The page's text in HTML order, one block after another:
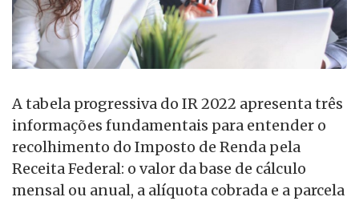
A tabela progressiva do IR 2022 apresenta três
informações fundamentais para entender o
recolhimento do Imposto de Renda pela
Receita Federal: o valor da base de cálculo
mensal ou anual, a alíquota cobrada e a parcela